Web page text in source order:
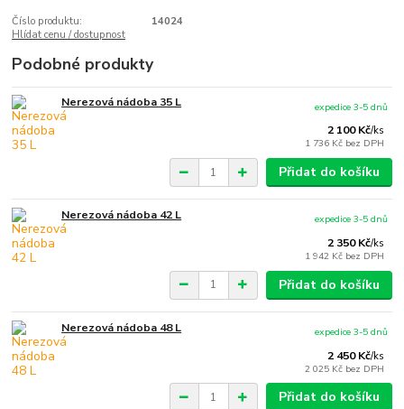
Číslo produktu:
14024
Hlídat cenu / dostupnost
Podobné produkty
Nerezová nádoba 35 L
2 100 Kč/ks
1 736 Kč bez DPH
expedice 3-5 dnů
Přidat do košíku
Nerezová nádoba 42 L
2 350 Kč/ks
1 942 Kč bez DPH
expedice 3-5 dnů
Přidat do košíku
Nerezová nádoba 48 L
2 450 Kč/ks
2 025 Kč bez DPH
expedice 3-5 dnů
Přidat do košíku